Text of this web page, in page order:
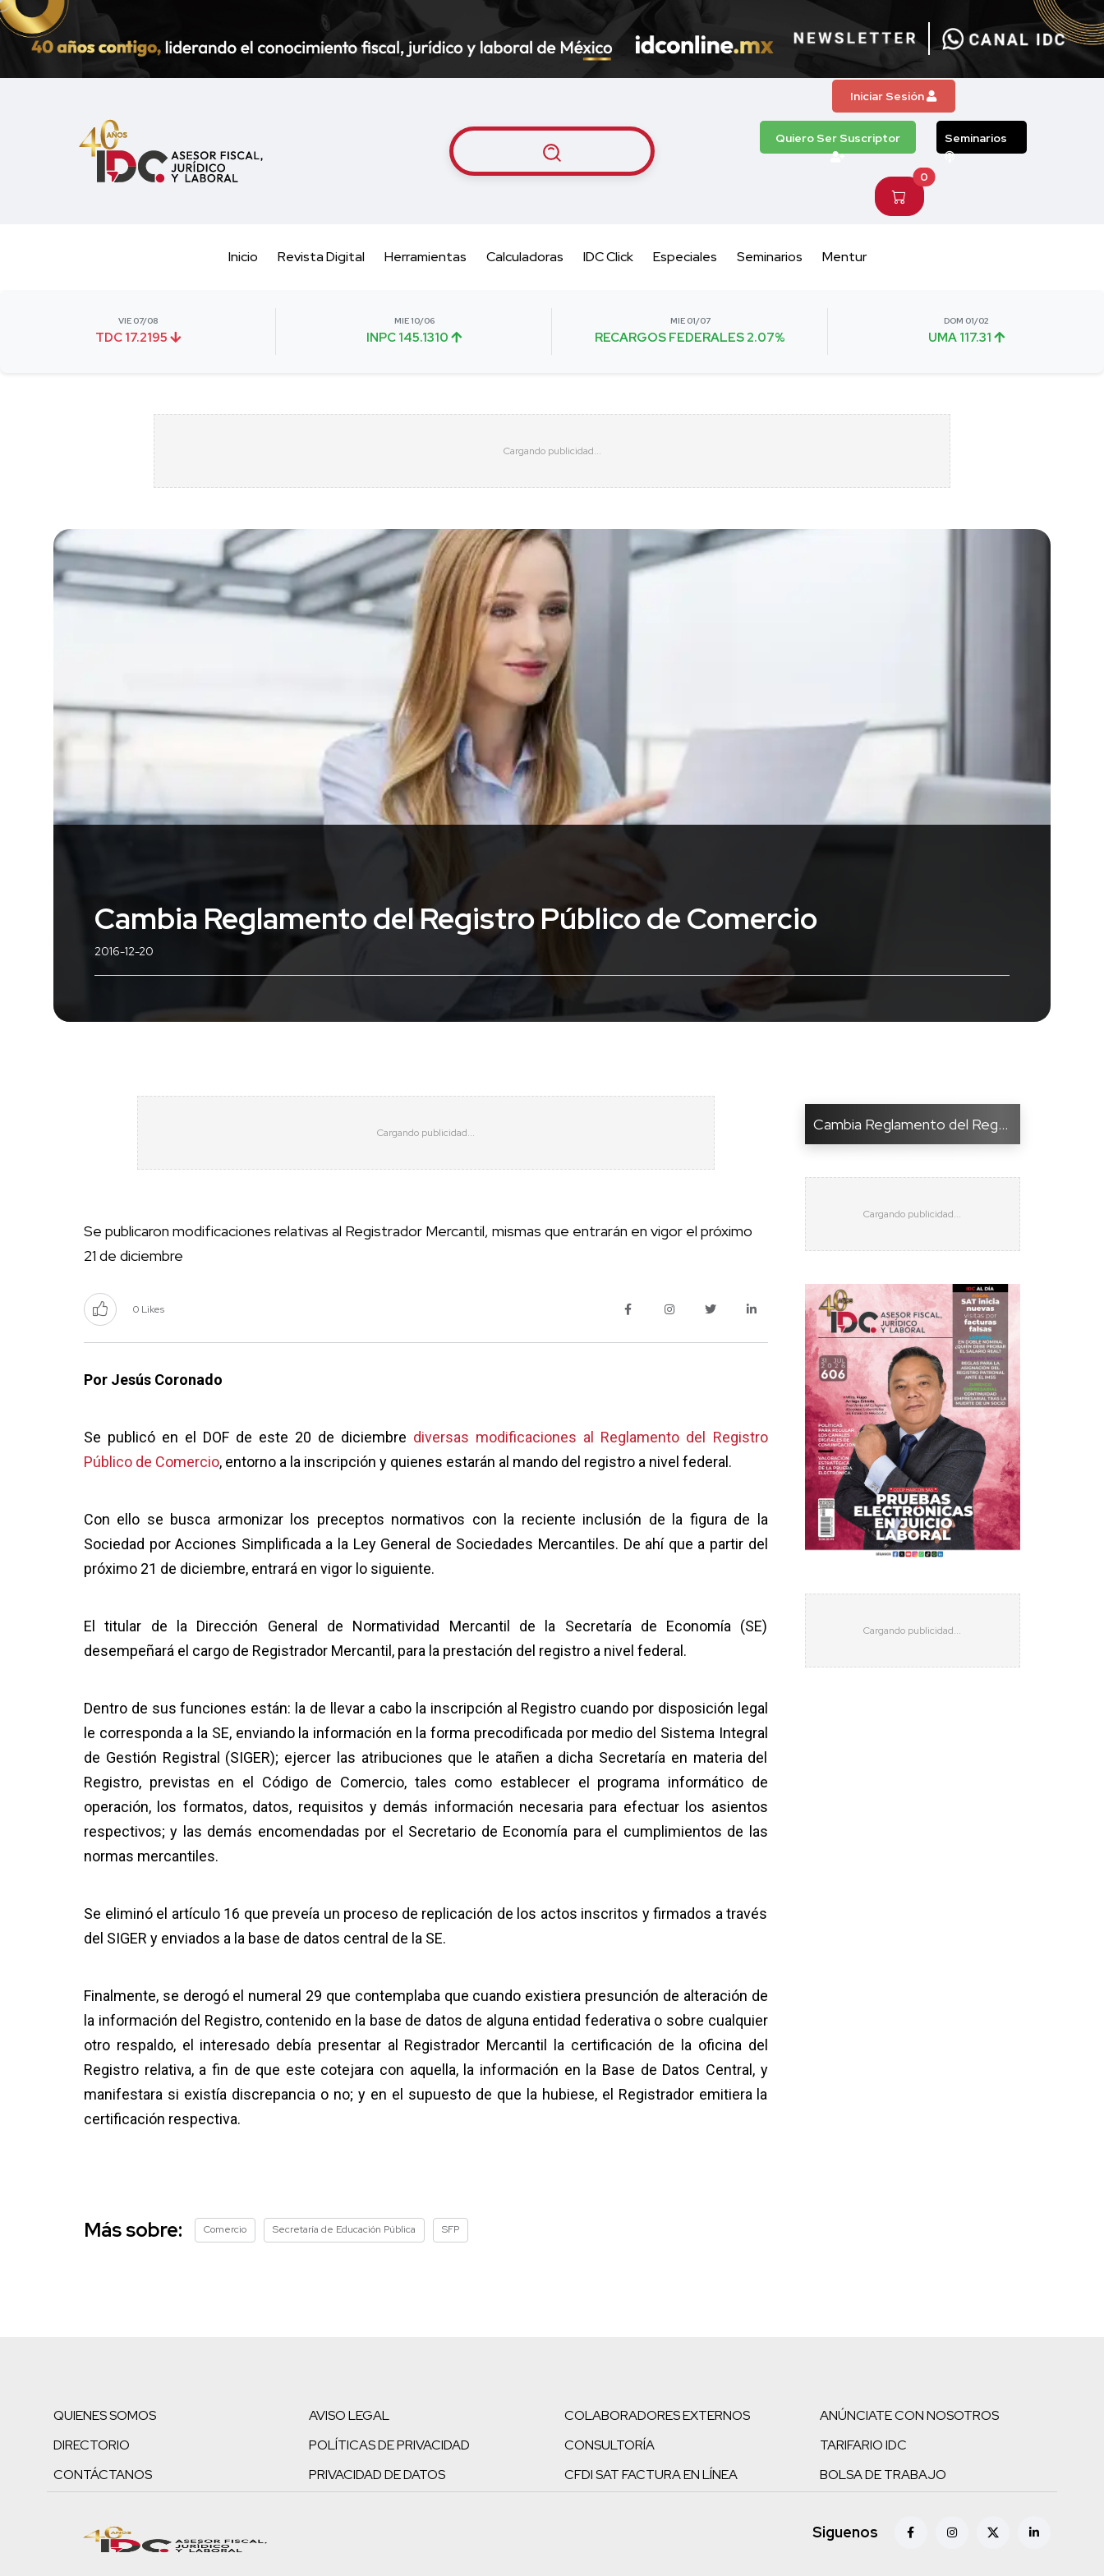
Iniciar Sesión
Quiero Ser Suscriptor Seminarios
0
Inicio Revista Digital Herramientas Calculadoras IDC Click Especiales Seminarios Mentur
VIE 07/08
TDC 17.2195
MIE 10/06
INPC 145.1310
MIE 01/07
RECARGOS FEDERALES 2.07%
DOM 01/02
UMA 117.31
Cambia Reglamento del Registro Público de Comercio
2016-12-20
Se publicaron modificaciones relativas al Registrador Mercantil, mismas que entrarán en vigor el próximo
21 de diciembre
0 Likes
Por Jesús Coronado
Se publicó en el DOF de este 20 de diciembre diversas modificaciones al Reglamento del Registro
Público de Comercio, entorno a la inscripción y quienes estarán al mando del registro a nivel federal.
Con ello se busca armonizar los preceptos normativos con la reciente inclusión de la figura de la
Sociedad por Acciones Simplificada a la Ley General de Sociedades Mercantiles. De ahí que a partir del
próximo 21 de diciembre, entrará en vigor lo siguiente.
El titular de la Dirección General de Normatividad Mercantil de la Secretaría de Economía (SE)
desempeñará el cargo de Registrador Mercantil, para la prestación del registro a nivel federal.
Dentro de sus funciones están: la de llevar a cabo la inscripción al Registro cuando por disposición legal
le corresponda a la SE, enviando la información en la forma precodificada por medio del Sistema Integral
de Gestión Registral (SIGER); ejercer las atribuciones que le atañen a dicha Secretaría en materia del
Registro, previstas en el Código de Comercio, tales como establecer el programa informático de
operación, los formatos, datos, requisitos y demás información necesaria para efectuar los asientos
respectivos; y las demás encomendadas por el Secretario de Economía para el cumplimientos de las
normas mercantiles.
Se eliminó el artículo 16 que preveía un proceso de replicación de los actos inscritos y firmados a través
del SIGER y enviados a la base de datos central de la SE.
Finalmente, se derogó el numeral 29 que contemplaba que cuando existiera presunción de alteración de
la información del Registro, contenido en la base de datos de alguna entidad federativa o sobre cualquier
otro respaldo, el interesado debía presentar al Registrador Mercantil la certificación de la oficina del
Registro relativa, a fin de que este cotejara con aquella, la información en la Base de Datos Central, y
manifestara si existía discrepancia o no; y en el supuesto de que la hubiese, el Registrador emitiera la
certificación respectiva.
Cambia Reglamento del Reg...
Más sobre: Comercio Secretaría de Educación Pública SFP
QUIENES SOMOS
DIRECTORIO
CONTÁCTANOS
AVISO LEGAL
POLÍTICAS DE PRIVACIDAD
PRIVACIDAD DE DATOS
COLABORADORES EXTERNOS
CONSULTORÍA
CFDI SAT FACTURA EN LÍNEA
ANÚNCIATE CON NOSOTROS
TARIFARIO IDC
BOLSA DE TRABAJO
Siguenos